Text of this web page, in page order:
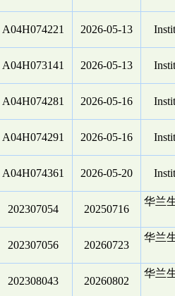
A04H074221 2026-05-13
A04H073141 2026-05-13
A04H074281 2026-05-16
A04H074291 2026-05-16
A04H074361 2026-05-20
202307054 20250716
华兰
202307056 20260723
华兰
202308043 20260802
华兰